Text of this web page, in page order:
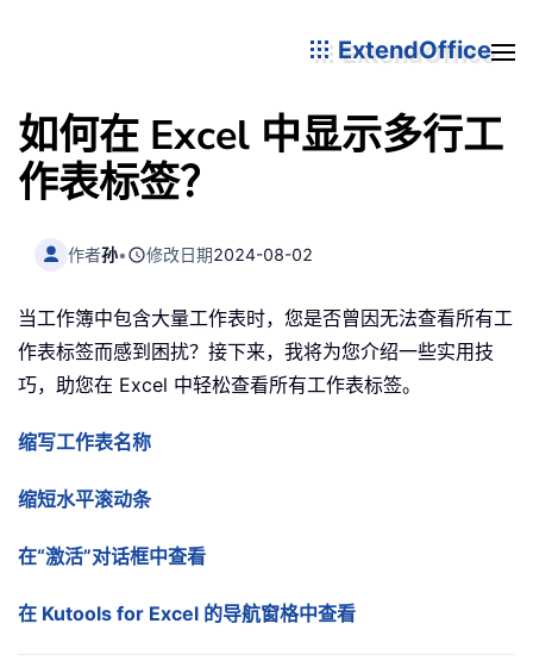
ExtendOffice
如何在 Excel 中显示多行工
作表标签？
作者孙• 修改日期2024-08-02
当工作簿中包含大量工作表时，您是否曾因无法查看所有工
作表标签而感到困扰？接下来，我将为您介绍一些实用技
巧，助您在 Excel 中轻松查看所有工作表标签。
缩写工作表名称
缩短水平滚动条
在“激活”对话框中查看
在 Kutools for Excel 的导航窗格中查看